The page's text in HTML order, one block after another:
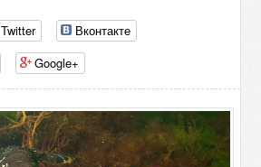
Twitter
Вконтакте
Google+